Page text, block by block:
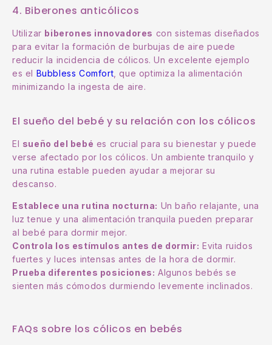
4. Biberones anticólicos
Utilizar biberones innovadores con sistemas diseñados
para evitar la formación de burbujas de aire puede
reducir la incidencia de cólicos. Un excelente ejemplo
es el Bubbless Comfort , que optimiza la alimentación
minimizando la ingesta de aire.
El sueño del bebé y su relación con los cólicos
El sueño del bebé es crucial para su bienestar y puede
verse afectado por los cólicos. Un ambiente tranquilo y
una rutina estable pueden ayudar a mejorar su
descanso.
Establece una rutina nocturna: Un baño relajante, una
luz tenue y una alimentación tranquila pueden preparar
al bebé para dormir mejor.
Controla los estímulos antes de dormir: Evita ruidos
fuertes y luces intensas antes de la hora de dormir.
Prueba diferentes posiciones: Algunos bebés se
sienten más cómodos durmiendo levemente inclinados.
FAQs sobre los cólicos en bebés